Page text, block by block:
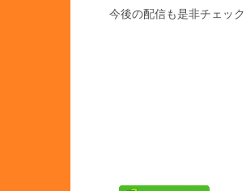
今後の配信も是非チェッ